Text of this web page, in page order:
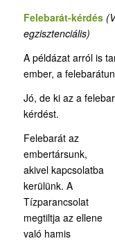
Felebarát-kérdés
egzisztenciális)
A példázat arról is
ember, a
Jó, de ki az a
kérdést.
Felebarát az
embertársunk,
akivel kapcsolatba
kerülünk. A
Tízparancsolat
megtiltja az ellene
való hamis